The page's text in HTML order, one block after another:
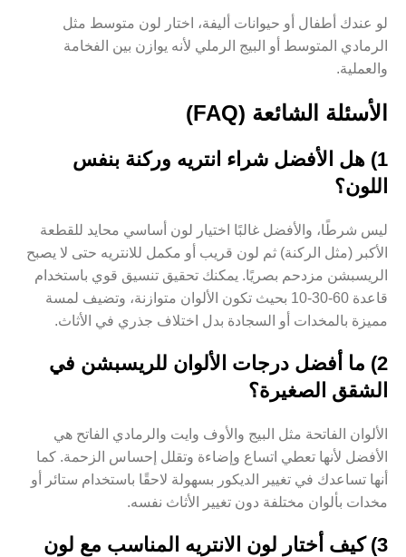
لو عندك أطفال أو حيوانات أليفة، اختار لون متوسط مثل
الرمادي المتوسط أو البيج الرملي لأنه يوازن بين الفخامة
والعملية.
الأسئلة الشائعة (FAQ)
1) هل الأفضل شراء انتريه وركنة بنفس
اللون؟
ليس شرطًا، والأفضل غالبًا اختيار لون أساسي محايد للقطعة
الأكبر (مثل الركنة) ثم لون قريب أو مكمل للانتريه حتى لا يصبح
الريسبشن مزدحم بصريًا. يمكنك تحقيق تنسيق قوي باستخدام
قاعدة 60-30-10 بحيث تكون الألوان متوازنة، وتضيف لمسة
مميزة بالمخدات أو السجادة بدل اختلاف جذري في الأثاث.
2) ما أفضل درجات الألوان للريسبشن في
الشقق الصغيرة؟
الألوان الفاتحة مثل البيج والأوف وايت والرمادي الفاتح هي
الأفضل لأنها تعطي اتساع وإضاءة وتقلل إحساس الزحمة. كما
أنها تساعدك في تغيير الديكور بسهولة لاحقًا باستخدام ستائر أو
مخدات بألوان مختلفة دون تغيير الأثاث نفسه.
3) كيف أختار لون الانتريه المناسب مع لون